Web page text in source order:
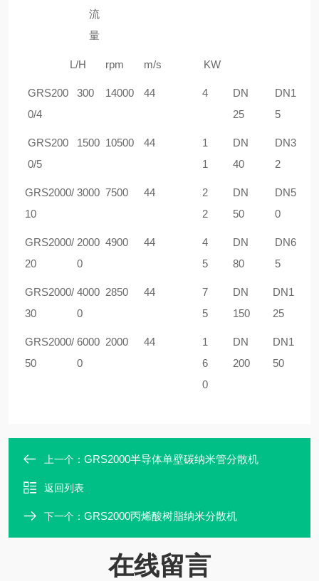
流
量
L/H rpm m/s KW
GRS200
0/4
300 14000 44 4
DN
25
DN1
5
GRS200
0/5
1500 10500 44
1
1
DN
40
DN3
2
GRS2000/
10
3000 7500 44
2
2
DN
50
DN5
0
GRS2000/
20
2000
0
4900 44
4
5
DN
80
DN6
5
GRS2000/
30
4000
0
2850 44
7
5
DN
150
DN1
25
GRS2000/
50
6000
0
2000 44
1
6
0
DN
200
DN1
50
上一个： GRS2000半导体单壁碳纳米管分散机
返回列表
下一个： GRS2000丙烯酸树脂纳米分散机
在线留言